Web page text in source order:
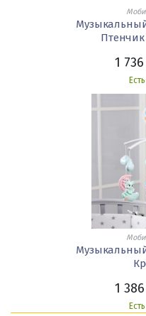
1 736
1 386